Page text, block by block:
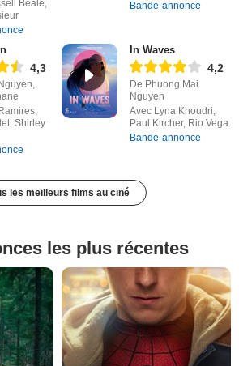
Beale,
Bande-annonce
4,3
Shirley
In Waves
4,2
De Phuong Mai
Nguyen
Avec Lyna Khoudri,
Paul Kircher, Rio Vega
Bande-annonce
les meilleurs films au ciné
les plus récentes